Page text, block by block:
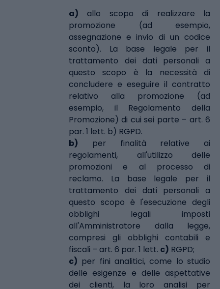
a) allo scopo di realizzare la
promozione (ad esempio,
assegnazione e invio di un codice
sconto). La base legale per il
trattamento dei dati personali a
questo scopo è la necessità di
concludere e eseguire il contratto
relativo alla promozione (ad
esempio, il Regolamento della
Promozione) di cui sei parte – art. 6
par. 1 lett. b) RGPD.
b) per finalità relative ai
regolamenti, all'utilizzo delle
promozioni e al processo di
reclamo. La base legale per il
trattamento dei dati personali a
questo scopo è l'esecuzione degli
obblighi legali imposti
all'Amministratore dalla legge,
compresi gli obblighi contabili e
fiscali – art. 6 par. 1 lett. c) RGPD;
c) per fini analitici, come lo studio
delle esigenze e delle aspettative
dei clienti, la loro analisi per